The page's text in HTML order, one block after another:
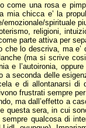
una rosa e
chicca e’ la
spirituale
religioni,
parte attiva per
che lo descriva, ma
(ma si scrive
l’autoironia,
seconda delle
e di allontanarsi di
frustrati sempre
ma dall’effetto a
questa sera, in cui
qualcosa di